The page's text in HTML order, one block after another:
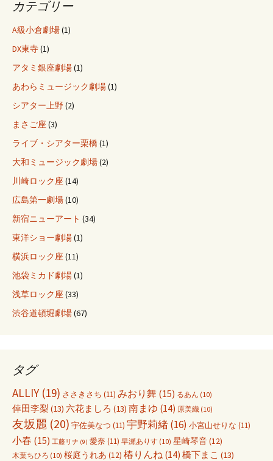
カテゴリー
A級小倉劇場(1)
DX東寺(1)
アタミ銀座劇場(1)
あわらミュージック劇場(1)
シアター上野(2)
まさご座 (3)
ライブ・シアター栗橋(1)
大和ミュージック劇場(2)
川崎ロック座 (14)
広島第一劇場(10)
新宿ニューアート (34)
東洋ショー劇場(1)
横浜ロック座 (11)
池袋ミカド劇場(1)
浅草ロック座 (33)
渋谷道頓堀劇場(67)
タグ
ALLIY(19) ささきさち (11) みおり舞 (15) るあん (10)
倖田李梨 (13) 六花ましろ (13) 南まゆ (14) 原美織 (10)
友坂麗 (20) 宇佐美なつ (11) 宇野莉緒(16) 小宮山せりな (11)
小春 (15) 工藤リナ (9) 愛奈(11) 早瀬ありす (10) 星崎琴音(12)
木葉ちひろ (10) 桜庭うれあ (12) 椿りんね (14) 橋下まこ (13)